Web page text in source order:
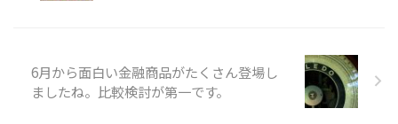
6月から面白い金融商品がたくさん登場し
ましたね。比較検討が第一です。